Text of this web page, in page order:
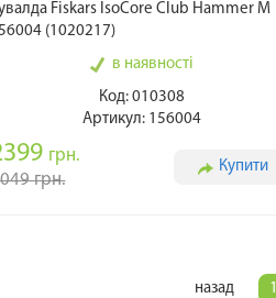
Fiskars IsoCore Club Hammer M
(1020217)
в наявності
Код: 010308
Артикул: 156004
грн.
грн.
Купити
назад 1